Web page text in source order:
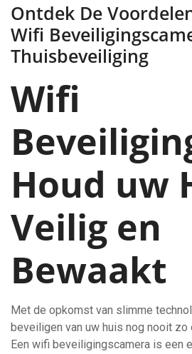
Ontdek De
Wifi
Thuisbeveiliging
Wifi
Houd uw
Veilig en
Bewaakt
Met de opkomst van slimme
beveiligen van uw huis nog nooit
Een wifi beveiligingscamera is een